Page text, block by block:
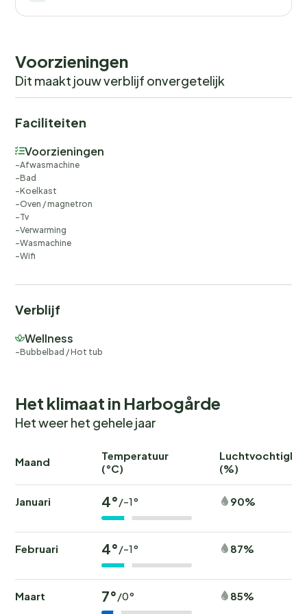
Voorzieningen
Dit maakt jouw verblijf onvergetelijk
Faciliteiten
Voorzieningen
Afwasmachine
Bad
Koelkast
Oven / magnetron
Tv
Verwarming
Wasmachine
Wifi
Verblijf
Wellness
Bubbelbad / Hot tub
Het klimaat in Harbogårde
Het weer het gehele jaar
Maand
Temperatuur
(°C)
(%)
Januari 4°/-1° 90%
Februari 4°/-1° 87%
Maart 7°/0° 85%